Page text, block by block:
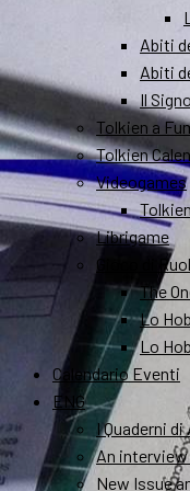
Abiti
Abiti
Il
Tolkien a
Tolkien
Videogames
Librigame
Gioco di
The
Lo
Lo
Calendario Eventi
ENG
I Quaderni
An
New Issue